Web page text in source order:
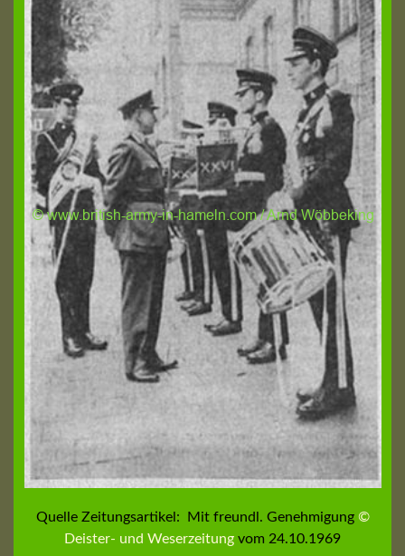
Quelle Zeitungsartikel: Mit freundl. Genehmigung ©
Deister- und Weserzeitung vom 24.10.1969